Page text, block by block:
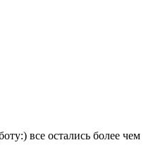
все остались более чем